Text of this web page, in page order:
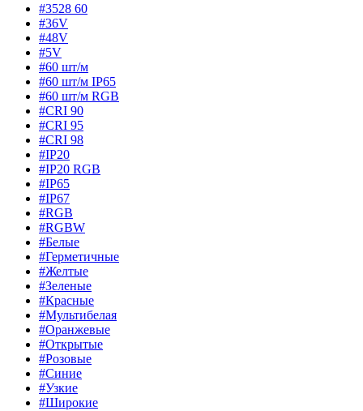
#3528 60
#36V
#48V
#5V
#60 шт/м
#60 шт/м IP65
#60 шт/м RGB
#CRI 90
#CRI 95
#CRI 98
#IP20
#IP20 RGB
#IP65
#IP67
#RGB
#RGBW
#Белые
#Герметичные
#Желтые
#Зеленые
#Красные
#Мультибелая
#Оранжевые
#Открытые
#Розовые
#Синие
#Узкие
#Широкие